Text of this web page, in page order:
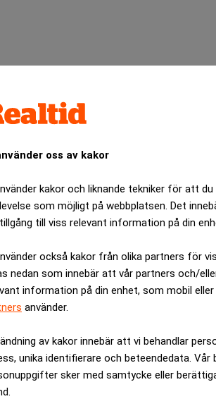
oss av kakor
kakor och liknande tekniker för att
som möjligt på webbplatsen. Det
till viss relevant information på din
också kakor från olika partners för
nedan som innebär att vår partners och/
information på din enhet, som mobil
använder.
av kakor innebär att vi behandlar
unika identifierare och beteendedata. Vår
sker med samtycke eller
att minska kostnader med en förbättrad
skapa allvarliga problem för den
digitalisering som en förändringskraft.
Cost Survey.
branscher som media, läkemedel och
samtidigt som nya aktörer skakar om
i rapporten planerar att
organisationer och minska externa